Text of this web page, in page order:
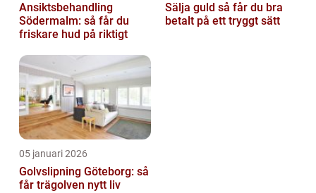
Ansiktsbehandling
Södermalm: så får du
friskare hud på riktigt
Sälja guld så får du bra
betalt på ett tryggt sätt
05 januari 2026
Golvslipning Göteborg: så
får trägolven nytt liv